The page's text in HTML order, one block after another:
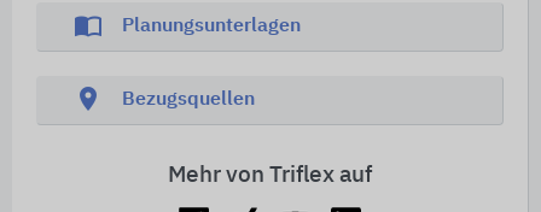
import_contacts Planungsunterlagen
location_on Bezugsquellen
Mehr von Triflex auf